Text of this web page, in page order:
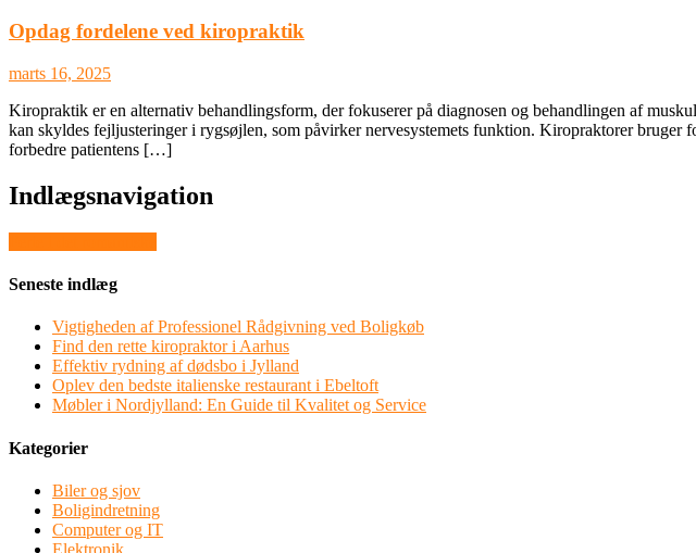
Opdag fordelene ved kiropraktik
marts 16, 2025
Kiropraktik er en alternativ behandlingsform, der fokuserer på diagnosen og behandlingen af
kan skyldes fejljusteringer i rygsøjlen, som påvirker nervesystemets funktion. Kiropraktorer
forbedre patientens […]
Indlægsnavigation
Seneste indlæg
Vigtigheden af Professionel Rådgivning ved Boligkøb
Find den rette kiropraktor i Aarhus
Effektiv rydning af dødsbo i Jylland
Oplev den bedste italienske restaurant i Ebeltoft
Møbler i Nordjylland: En Guide til Kvalitet og Service
Kategorier
Biler og sjov
Boligindretning
Computer og IT
Elektronik